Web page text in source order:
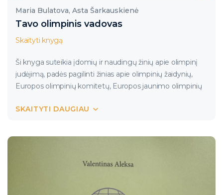
Maria Bulatova, Asta Šarkauskienė
Tavo olimpinis vadovas
Skaityti knygą
Ši knyga suteikia įdomių ir naudingų žinių apie olimpinį
judėjimą, padės pagilinti žinias apie olimpinių žaidynių,
Europos olimpinių komitetų, Europos jaunimo olimpinių
SKAITYTI DAUGIAU